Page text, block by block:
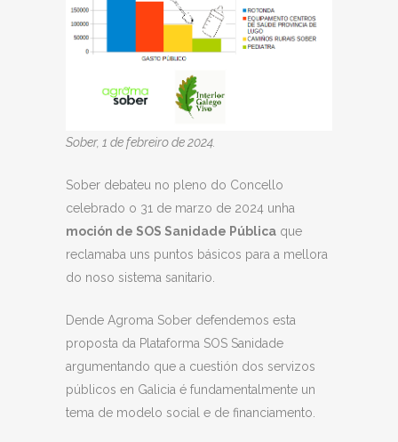
Sober, 1 de febreiro de 2024.
Sober debateu no pleno do Concello
celebrado o 31 de marzo de 2024 unha
moción de SOS Sanidade Pública que
reclamaba uns puntos básicos para a mellora
do noso sistema sanitario.
Dende Agroma Sober defendemos esta
proposta da Plataforma SOS Sanidade
argumentando que a cuestión dos servizos
públicos en Galicia é fundamentalmente un
tema de modelo social e de financiamento.